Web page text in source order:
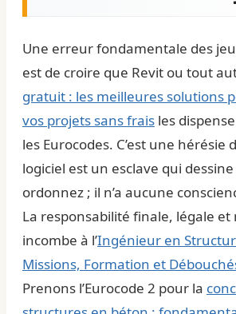
Une erreur fondamentale des
est de croire que Revit ou tout
gratuit : les meilleures solutions
vos projets sans frais les
les Eurocodes. C’est une hérésie
logiciel est un esclave qui
ordonnez ; il n’a aucune
La responsabilité finale, légale et
incombe à l’Ingénieur en
Missions, Formation et
Prenons l’Eurocode 2 pour la